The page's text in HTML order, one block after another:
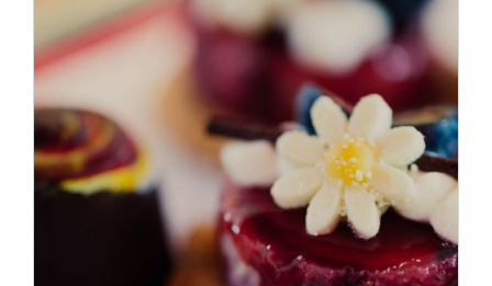
ADD TO CART / DETALLES